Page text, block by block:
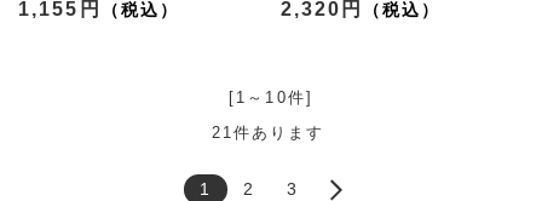
1,155円 2,320円
[1～10件]
21件あります
1 2 3